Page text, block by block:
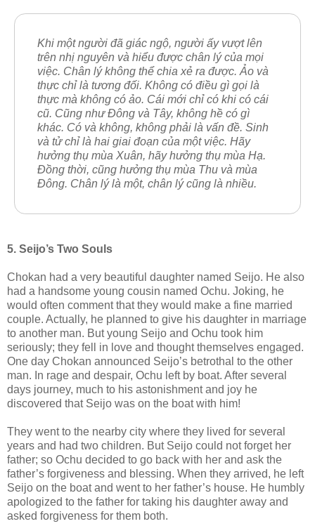
Khi một người đã giác ngộ, người ấy vượt lên
trên nhị nguyên và hiểu được chân lý của mọi
việc. Chân lý không thể chia xẻ ra được. Ảo và
thực chỉ là tương đối. Không có điều gì gọi là
thực mà không có ảo. Cái mới chỉ có khi có cái
cũ. Cũng như Đông và Tây, không hề có gì
khác. Có và không, không phải là vấn đề. Sinh
và tử chỉ là hai giai đoạn của một việc. Hãy
hưởng thụ mùa Xuân, hãy hưởng thụ mùa Hạ.
Đồng thời, cũng hưởng thụ mùa Thu và mùa
Đông. Chân lý là một, chân lý cũng là nhiều.
5. Seijo’s Two Souls
Chokan had a very beautiful daughter named Seijo. He also
had a handsome young cousin named Ochu. Joking, he
would often comment that they would make a fine married
couple. Actually, he planned to give his daughter in marriage
to another man. But young Seijo and Ochu took him
seriously; they fell in love and thought themselves engaged.
One day Chokan announced Seijo’s betrothal to the other
man. In rage and despair, Ochu left by boat. After several
days journey, much to his astonishment and joy he
discovered that Seijo was on the boat with him!
They went to the nearby city where they lived for several
years and had two children. But Seijo could not forget her
father; so Ochu decided to go back with her and ask the
father’s forgiveness and blessing. When they arrived, he left
Seijo on the boat and went to her father’s house. He humbly
apologized to the father for taking his daughter away and
asked forgiveness for them both.